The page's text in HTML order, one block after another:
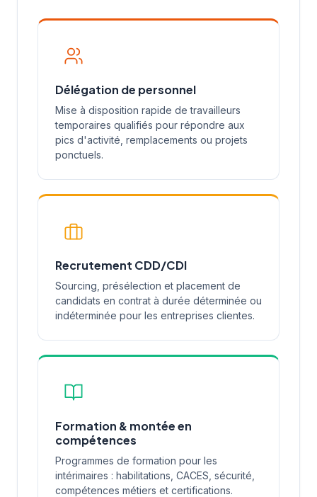
Délégation de personnel
Mise à disposition rapide de travailleurs
temporaires qualifiés pour répondre aux
pics d'activité, remplacements ou projets
ponctuels.
Recrutement CDD/CDI
Sourcing, présélection et placement de
candidats en contrat à durée déterminée ou
indéterminée pour les entreprises clientes.
Formation & montée en
compétences
Programmes de formation pour les
intérimaires : habilitations, CACES, sécurité,
compétences métiers et certifications.